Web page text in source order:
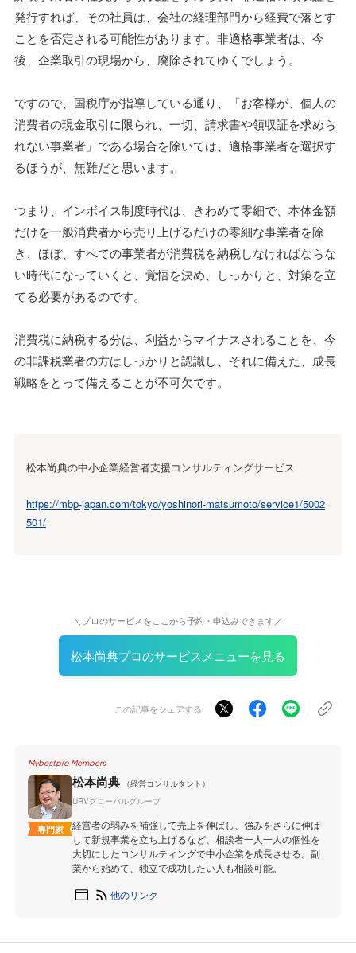
発行すれば、その社員は、会社の経理部門から経費で落とす
ことを否定される可能性があります。非適格事業者は、今
後、企業取引の現場から、廃除されてゆくでしょう。
ですので、国税庁が指導している通り、「お客様が、個人の
消費者の現金取引に限られ、一切、請求書や領収証を求めら
れない事業者」である場合を除いては、適格事業者を選択す
るほうが、無難だと思います。
つまり、インボイス制度時代は、きわめて零細で、本体金額
だけを一般消費者から売り上げるだけの零細な事業者を除
き、ほぼ、すべての事業者が消費税を納税しなければならな
い時代になっていくと、覚悟を決め、しっかりと、対策を立
てる必要があるのです。
消費税に納税する分は、利益からマイナスされることを、今
の非課税業者の方はしっかりと認識し、それに備えた、成長
戦略をとって備えることが不可欠です。
松本尚典の中小企業経営者支援コンサルティングサービス
https://mbp-japan.com/tokyo/yoshinori-matsumoto/service1/5002
501/
＼プロのサービスをここから予約・申込みできます／
松本尚典プロのサービスメニューを見る
この記事をシェアする
Mybestpro Members
専門家
松本尚典
（経営コンサルタント）
URVグローバルグループ
経営者の弱みを補強して売上を伸ばし、強みをさらに伸ば
して新規事業を立ち上げるなど、相談者一人一人の個性を
大切にしたコンサルティングで中小企業を成長させる。副
業から始めて、独立で成功したい人も相談可能。
他のリンク